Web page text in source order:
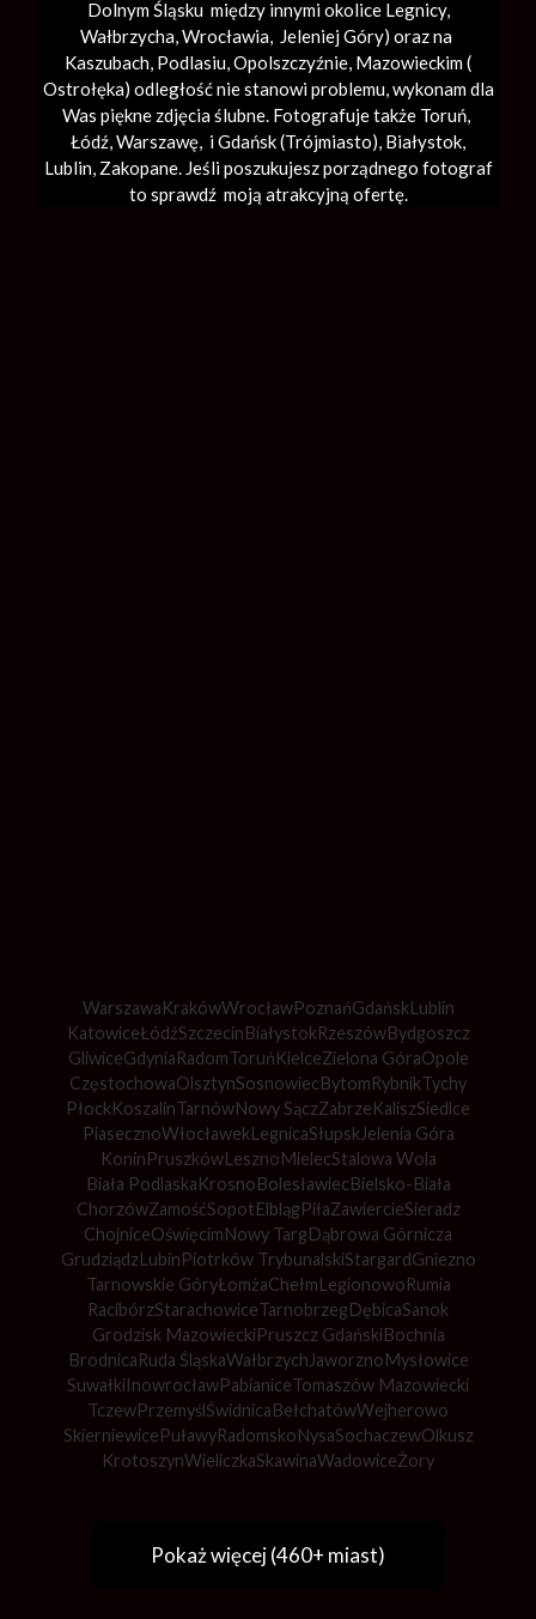
Dolnym Śląsku między innymi okolice Legnicy,
Wałbrzycha,Wrocławia, Jeleniej Góry) oraz na
Kaszubach, Podlasiu, Opolszczyźnie, Mazowieckim (
Ostrołęka) odległość nie stanowi problemu, wykonam dla
Was piękne zdjęcia ślubne. Fotografuje także Toruń,
Łódź,Warszawę, i Gdańsk (Trójmiasto), Białystok,
Lublin, Zakopane. Jeśli poszukujesz porządnego fotograf
to sprawdź moją atrakcyjną ofertę.
WarszawaKrakówWrocławPoznańGdańskLublin
KatowiceŁódźSzczecinBiałystokRzeszówBydgoszcz
GliwiceGdyniaRadomToruńKielceZielona GóraOpole
CzęstochowaOlsztynSosnowiecBytomRybnikTychy
PłockKoszalinTarnówNowy SączZabrzeKaliszSiedlce
PiasecznoWłocławekLegnicaSłupsk Jelenia Góra
KoninPruszkówLesznoMielecStalowa Wola
Biała PodlaskaKrosnoBolesławiecBielsko-Biała
ChorzówZamośćSopotElblągPiłaZawiercieSieradz
ChojniceOświęcimNowy TargDąbrowa Górnicza
GrudziądzLubinPiotrków TrybunalskiStargardGniezno
Tarnowskie GóryŁomżaChełmLegionowoRumia
RacibórzStarachowiceTarnobrzegDębicaSanok
Grodzisk MazowieckiPruszcz GdańskiBochnia
BrodnicaRuda ŚląskaWałbrzych JaworznoMysłowice
SuwałkiInowrocławPabianiceTomaszów Mazowiecki
TczewPrzemyślŚwidnicaBełchatówWejherowo
SkierniewicePuławyRadomskoNysaSochaczewOlkusz
KrotoszynWieliczkaSkawinaWadowiceŻory
Pokaż więcej (460+ miast)